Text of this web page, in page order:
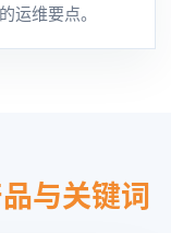
运维要点。
与关键词